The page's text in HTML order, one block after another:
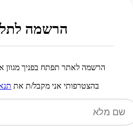
הרשמה
הרשמה לאתר תפתח בפניך מגוון
בהצטרפותי אני מקבל/ת את